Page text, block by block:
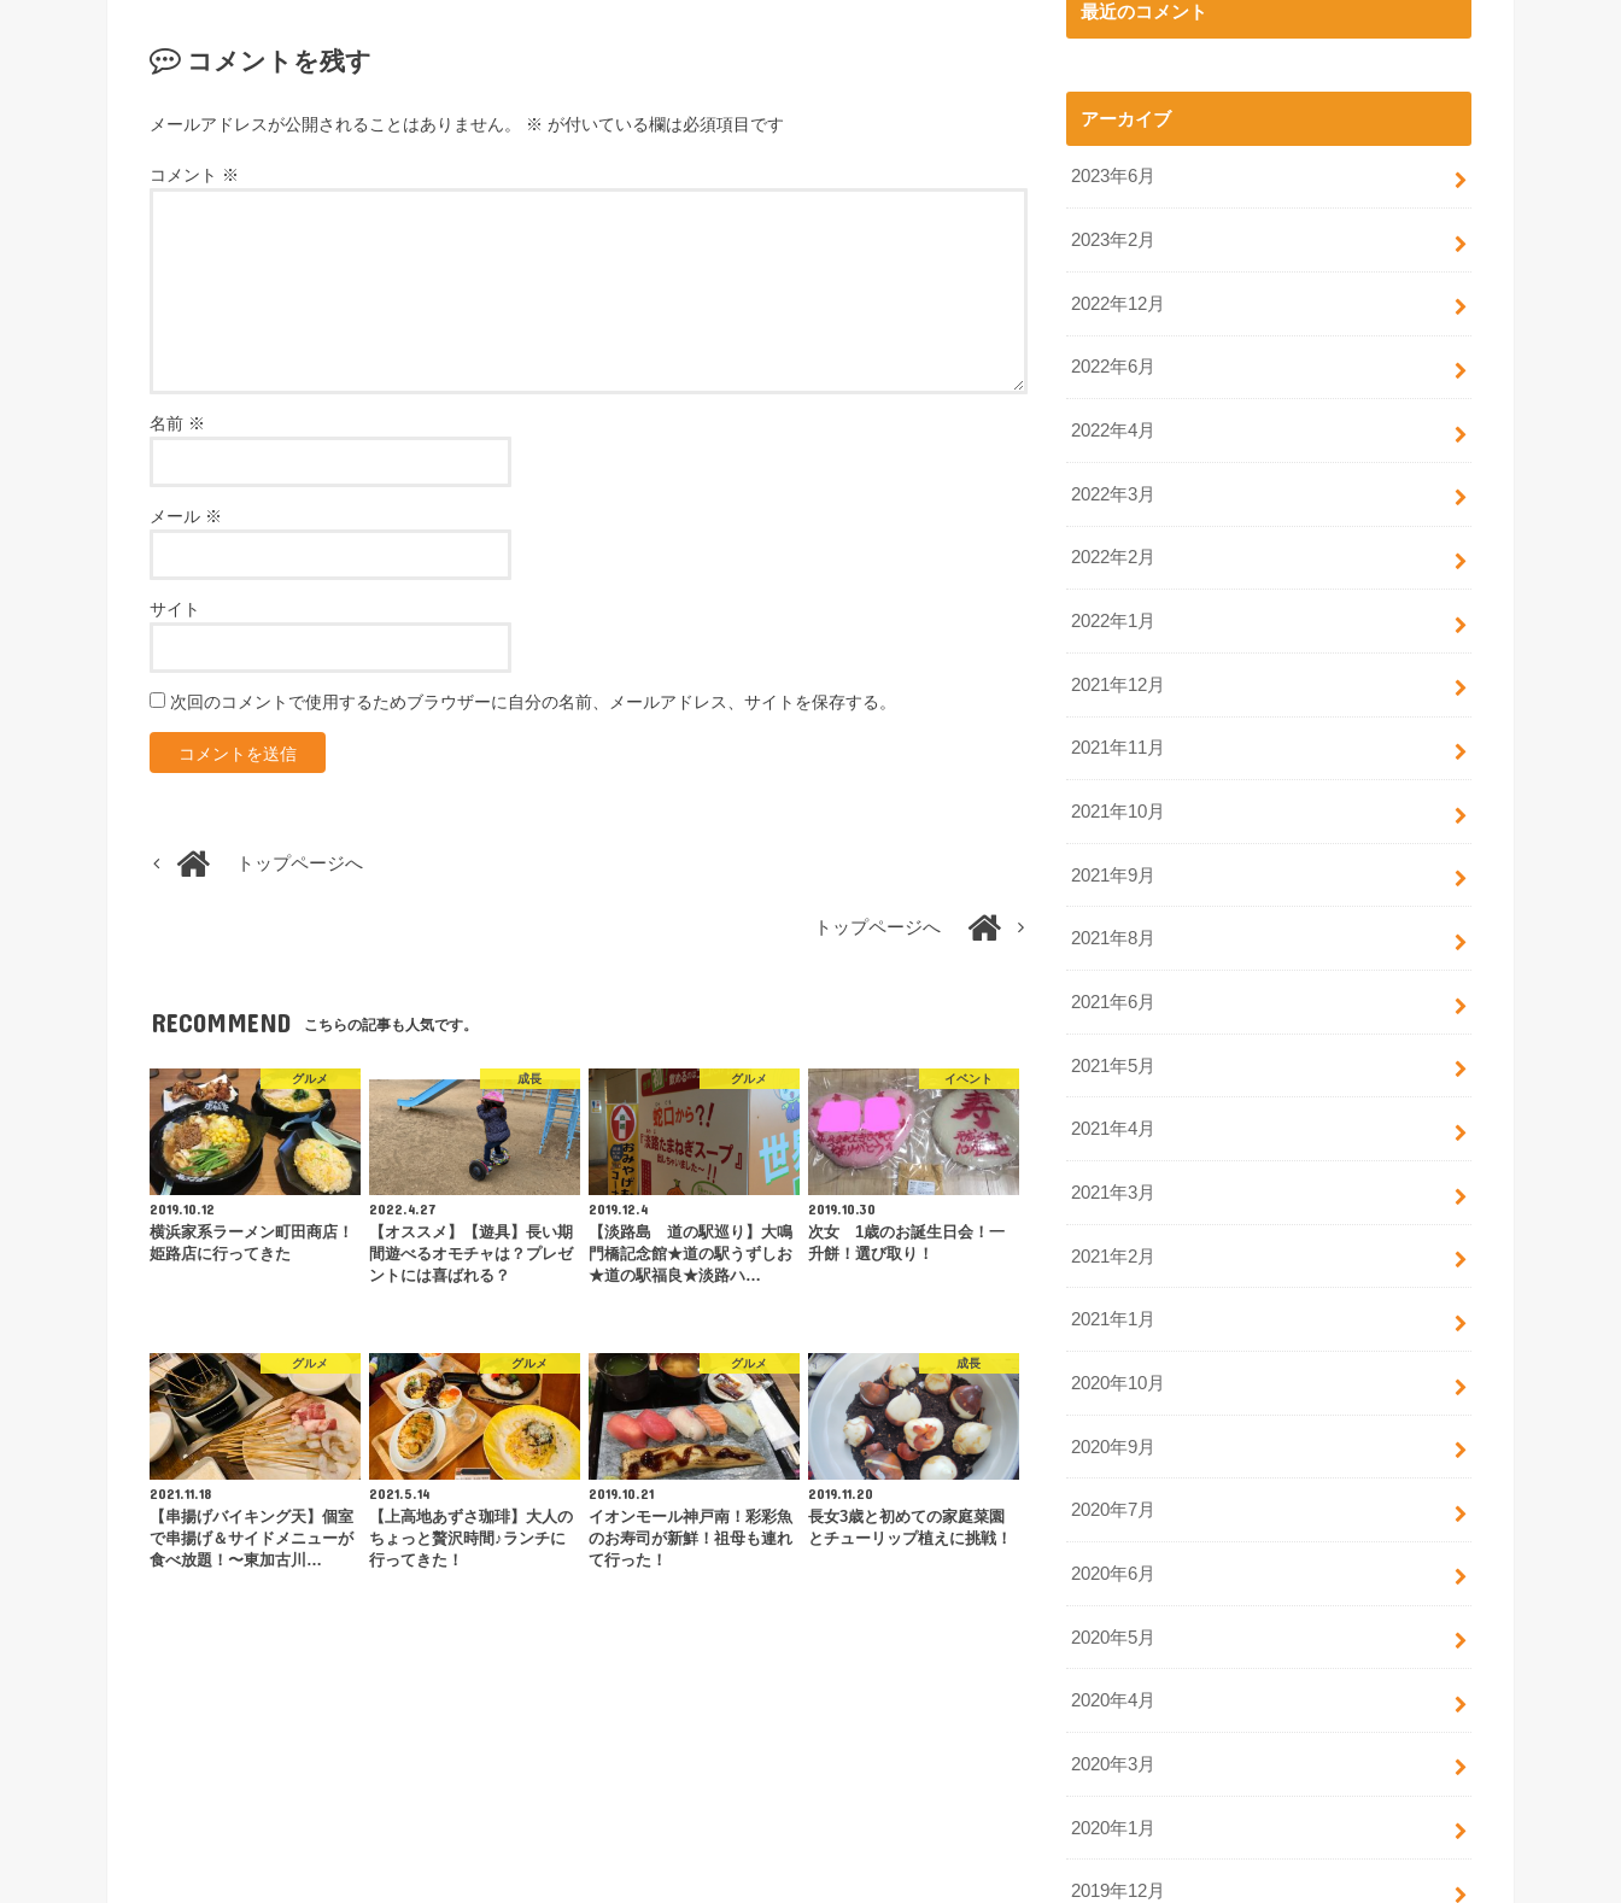
コメントを残す
メールアドレスが公開されることはありません。 ※ が付いている欄は必須項目です
コメント ※
名前 ※
メール ※
サイト
次回のコメントで使用するためブラウザーに自分の名前、メールアドレス、サイトを保存する。
トップページへ
トップページへ
RECOMMEND こちらの記事も人気です。
グルメ
2019.10.12
横浜家系ラーメン町田商店！
姫路店に行ってきた
成長
2022.4.27
【オススメ】【遊具】長い期
間遊べるオモチャは？プレゼ
ントには喜ばれる？
グルメ
2019.12.4
【淡路島 道の駅巡り】大鳴
門橋記念館★道の駅うずしお
★道の駅福良★淡路ハ…
イベント
2019.10.30
次女 1歳のお誕生日会！一
升餅！選び取り！
グルメ
2021.11.18
【串揚げバイキング天】個室
で串揚げ＆サイドメニューが
食べ放題！〜東加古川…
グルメ
2021.5.14
【上高地あずさ珈琲】大人の
ちょっと贅沢時間♪ランチに
行ってきた！
グルメ
2019.10.21
イオンモール神戸南！彩彩魚
のお寿司が新鮮！祖母も連れ
て行った！
成長
2019.11.20
長女3歳と初めての家庭菜園
とチューリップ植えに挑戦！
最近のコメント
アーカイブ
2023年6月
2023年2月
2022年12月
2022年6月
2022年4月
2022年3月
2022年2月
2022年1月
2021年12月
2021年11月
2021年10月
2021年9月
2021年8月
2021年6月
2021年5月
2021年4月
2021年3月
2021年2月
2021年1月
2020年10月
2020年9月
2020年7月
2020年6月
2020年5月
2020年4月
2020年3月
2020年1月
2019年12月